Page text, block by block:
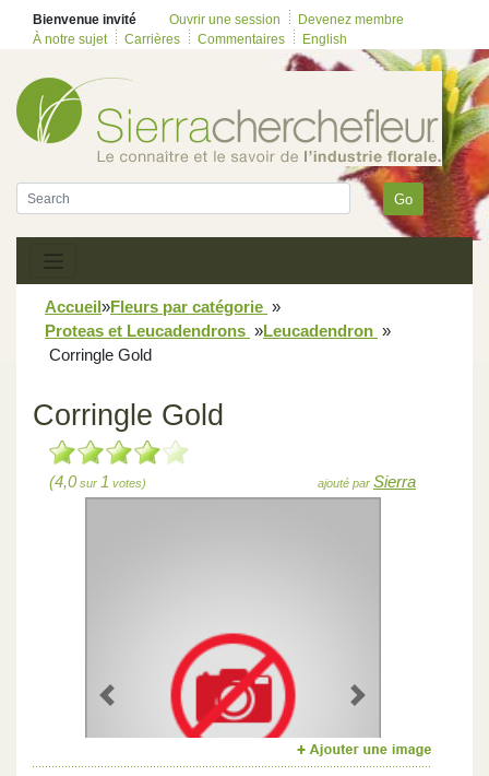
Bienvenue invité Ouvrir une session
Devenez membre
À notre sujet
Carrières Commentaires English
Go
Accueil»Fleurs par catégorie »
Proteas et Leucadendrons »Leucadendron »
Corringle Gold
Corringle Gold
(4,0sur 1 votes) ajouté par Sierra
Previous Next